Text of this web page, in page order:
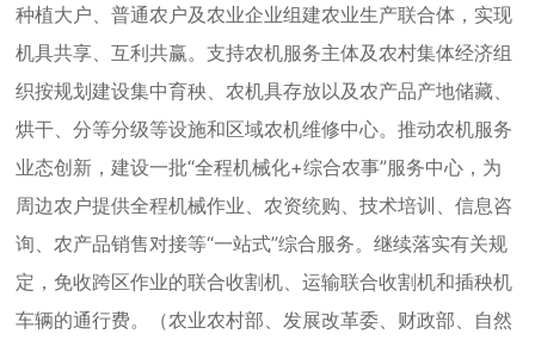
种植大户、普通农户及农业企业组建农业生产联合体，实现
机具共享、互利共赢。支持农机服务主体及农村集体经济组
织按规划建设集中育秧、农机具存放以及农产品产地储藏、
烘干、分等分级等设施和区域农机维修中心。推动农机服务
业态创新，建设一批“全程机械化+综合农事”服务中心，为
周边农户提供全程机械作业、农资统购、技术培训、信息咨
询、农产品销售对接等“一站式”综合服务。继续落实有关规
定，免收跨区作业的联合收割机、运输联合收割机和插秧机
车辆的通行费。（农业农村部、发展改革委、财政部、自然